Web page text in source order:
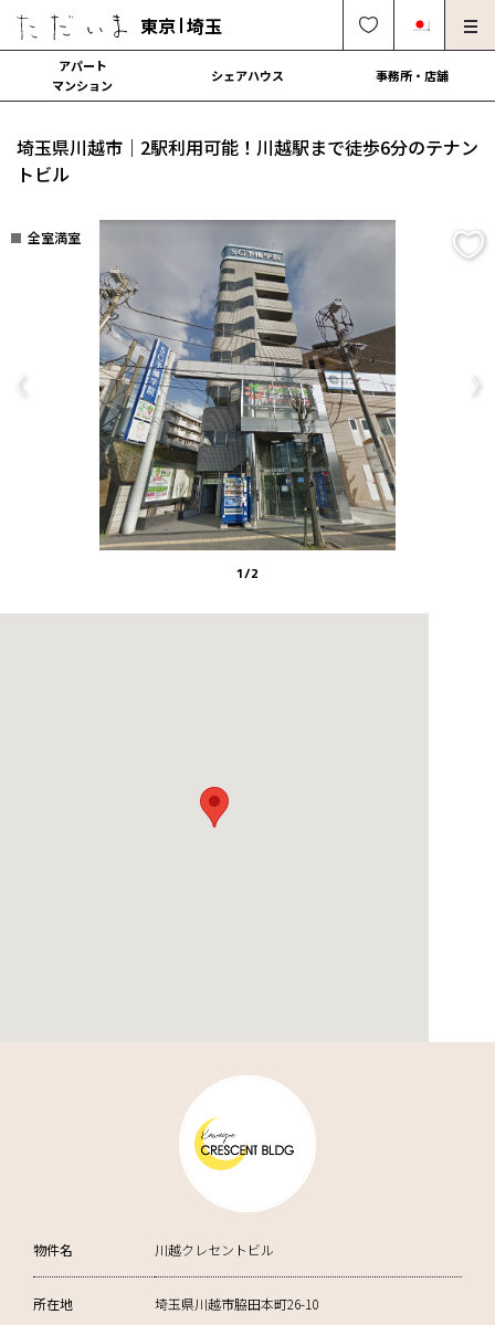
東京 埼玉
0120-249-900
オーナー様向け・管理募集
法人社宅でのご利用
解約・修理・各種依頼
契約の流れ
運営会社
アパート
マンション
シェアハウス 事務所・店舗
埼玉県川越市｜2駅利用可能！川越駅まで徒歩6分のテナン
トビル
全室満室
1/2
物件名 川越クレセントビル
所在地 埼玉県川越市脇田本町26-10